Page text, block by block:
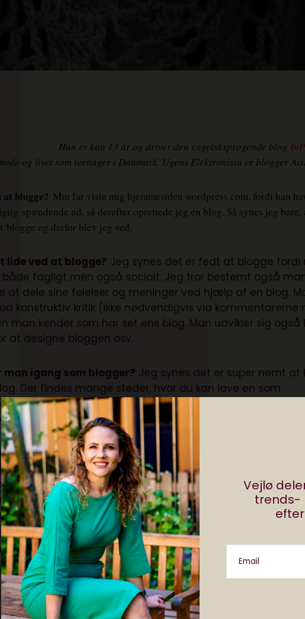
Vejlø
trends-
Email
Hun er kun 13 år og driver den engelsksprogende blog
og livet som teenager i Danmark. Ugens Elektronista er blogger
blogge? Min far viste mig hjemmesiden wordpress.com, fordi han
spændende ud, så derefter oprettede jeg en blog. Så synes jeg
blogge og derfor blev jeg ved.
lide ved at blogge? Jeg synes det er fedt at blogge fordi
fagligt men også socialt. Jeg tror bestemt også
at dele sine følelser og meninger ved hjælp af en blog.
konstruktiv kritik (ikke nødvendigvis via kommentarerne
man kender som har set ens blog. Man udvikler sig også
at designe bloggen osv.
man igang som blogger? Jeg synes det er super nemt at
Der findes mange steder, hvor du kan lave en som
wordpress.com(som jeg bruger). Så findes der mange
blog og få flere følgere, og der synes jeg Twitter er rigtig
være en dygtig blogger og få mange tusinde views om
bare om at kunne skrive, og så kommer det med at være
Fx, da jeg startede med at blogge kendte jeg ingen
Så viste jeg min venindewordpress.com
og så
op til 10 andre veninder med blogs.
at blogge?
Man øver sig jo i at skrive. Jeg
det tilfælde bliver jeg jo bedre til at skrive på
er halv irlænder så kan jeg jo altid blive
at man lærer noget omcomputere fx at uploade
osv.